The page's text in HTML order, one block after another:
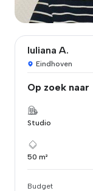
Iuliana A.
Eindhoven
Op zoek naar
Studio
50 m²
Budget